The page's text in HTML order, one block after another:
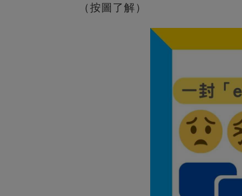
（按圖了解）